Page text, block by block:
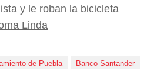
y le roban la bicicleta
Linda
de Puebla Banco Santander